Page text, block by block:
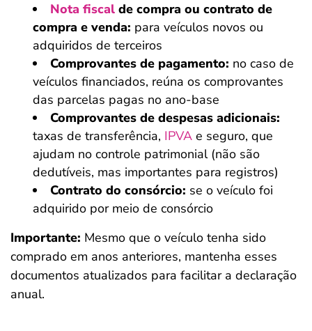
Nota fiscal de compra ou contrato de
compra e venda: para veículos novos ou
adquiridos de terceiros
Comprovantes de pagamento: no caso de
veículos financiados, reúna os comprovantes
das parcelas pagas no ano-base
Comprovantes de despesas adicionais:
taxas de transferência, IPVA e seguro, que
ajudam no controle patrimonial (não são
dedutíveis, mas importantes para registros)
Contrato do consórcio: se o veículo foi
adquirido por meio de consórcio
Importante: Mesmo que o veículo tenha sido
comprado em anos anteriores, mantenha esses
documentos atualizados para facilitar a declaração
anual.